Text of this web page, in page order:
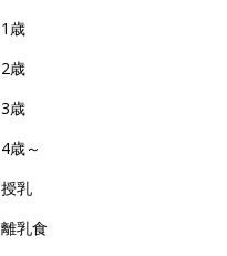
1歳
2歳
3歳
4歳～
授乳
離乳食